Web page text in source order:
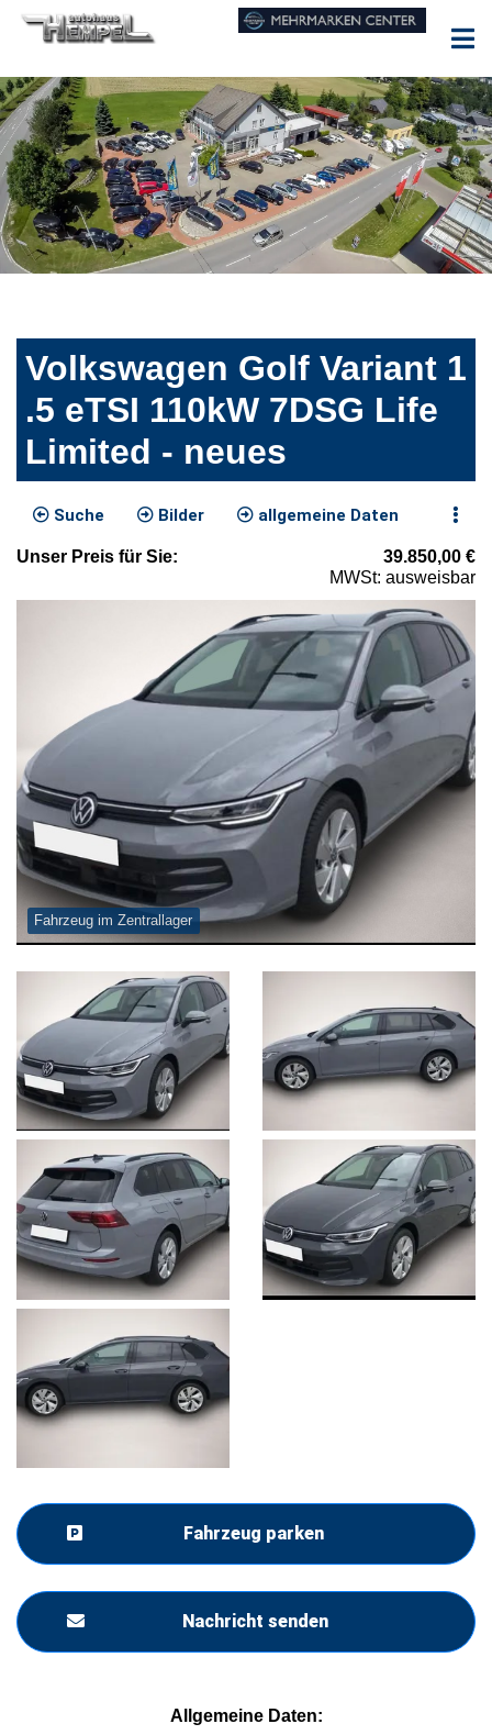
Volkswagen Golf Variant 1
.5 eTSI 110kW 7DSG Life
Limited - neues
Suche Bilder allgemeine Daten
Unser Preis für Sie: 39.850,00 €
MWSt: ausweisbar
Fahrzeug im Zentrallager
Fahrzeug parken
Nachricht senden
Allgemeine Daten: